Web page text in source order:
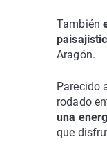
También
Aragón.
Parecido
rodado
una
que